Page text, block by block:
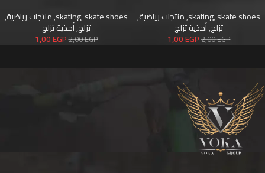
skating,skate shoes
,منتجات رياضية,
تزلج,أحذية تزلج
2,00EGP
1,00EGP
skating,skate shoes
,منتجات رياضية,
تزلج,أحذية تزلج
2,00EGP
1,00EGP